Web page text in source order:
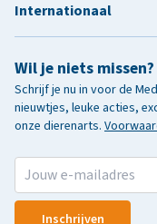
Wil je niets missen?
Schrijf je nu in voor de
nieuwtjes, leuke acties,
onze dierenarts.
Inschrijven
Internationaal